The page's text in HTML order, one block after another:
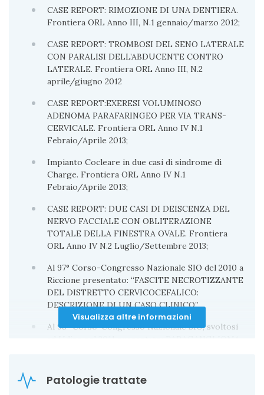
Casa di Cura “Santa Rita” di Atripalda (AV) nel 2011
2° Corso teorico-pratico di tecniche operatorie
basiche in chirurgia endoscopica naso sinusale,
tenutosi presso l’U.O. di Otorinolaringoiatria
dell’Azienda Ospedaliera Sant’Anna e San
Sebastiano di Caserta nel 2011
XXIV Congresso Nazionale S.P.I.G.C. Società
Polispecialistica Italiana dei Giovabi Chirurghi
tenutosi a Napoli 2011
II CORSO TEORICO DI RONCOCHIRURGIA-
CORSO DI PERFEZIONAMENTO A.O.O.I. DI II
LIVELLO, tenutosi presso l’ AZIENDA
OSPEDALIERA UNIVERSITARIA “SAN GIOVANNI
DI DIO E RUGGI D’ARAGONA” nel 2012
CORSO INTERNAZIONALE DI CHIRURGIA ORL IN
DIRETTA tre istituzioni romane in collaborazione,
svoltosi a Roma nel 2012
CASE REPORT: RIMOZIONE DI UNA DENTIERA.
Frontiera ORL Anno III, N.1 gennaio/marzo 2012;
CASE REPORT: TROMBOSI DEL SENO LATERALE
CON PARALISI DELL’ABDUCENTE CONTRO
LATERALE. Frontiera ORL Anno III, N.2
aprile/giugno 2012
CASE REPORT:EXERESI VOLUMINOSO
ADENOMA PARAFARINGEO PER VIA TRANS-
CERVICALE. Frontiera ORL Anno IV N.1
Febraio/Aprile 2013;
Impianto Cocleare in due casi di sindrome di
Charge. Frontiera ORL Anno IV N.1
Febraio/Aprile 2013;
CASE REPORT: DUE CASI DI DEISCENZA DEL
NERVO FACCIALE CON OBLITERAZIONE
TOTALE DELLA FINESTRA OVALE. Frontiera
ORL Anno IV N.2 Luglio/Settembre 2013;
Al 97° Corso-Congresso Nazionale SIO del 2010 a
Riccione presentato: “FASCITE NECROTIZZANTE
DEL DISTRETTO CERVICOCEFALICO:
DESCRIZIONE DI UN CASO CLINICO”
Al 98° Corso-Congresso Nazionale SIO, svoltosi
ad Udine nel 2011 presentato: PARAGANGLIOMA
Al 99° Corso-Congresso Nazionale SIO, svoltosi a
Bari nel 2012 presentato: CASE REPORT:
Visualizza altre informazioni
Patologie trattate